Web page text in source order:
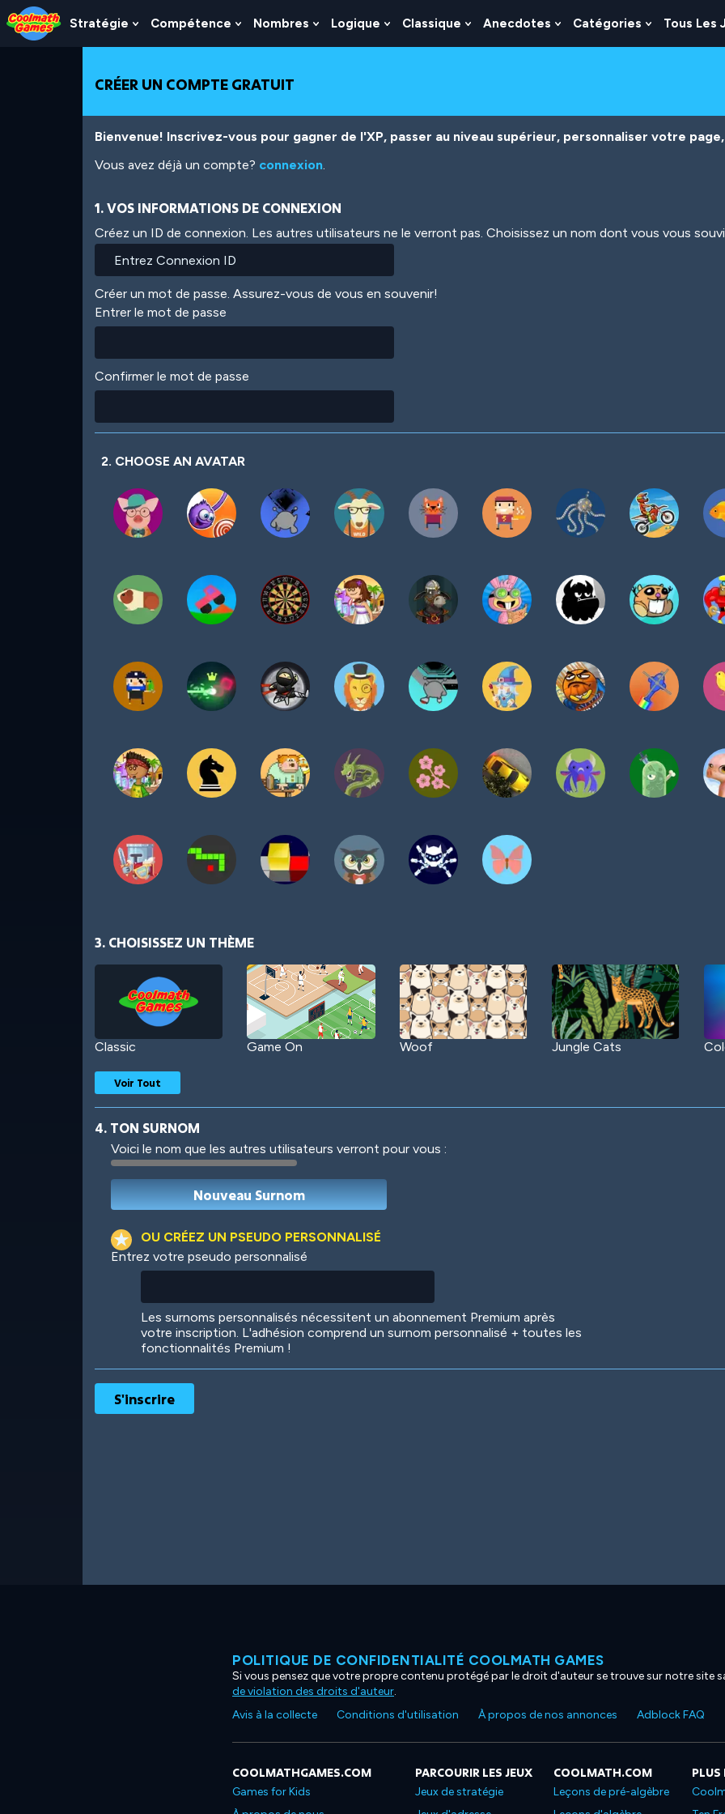
Skip
to
Top
Skip
to
Navigation
Skip
to
Main
Skip
to
Footer
Aller
au
contenu
Stratégie
Show
Submenu
Stratégie
Compétence
Show
Submenu
Compétence
Nombres
Show
Submenu
Logique
Show
Submenu
Classique
Show
Submenu
Anecdotes
Show
Submenu
Catégories
Show
Submenu
Tous Les
CRÉER UN COMPTE GRATUIT
Bienvenue! Inscrivez-vous pour gagner de l'XP, passer au niveau supérieur, personnaliser votre
Vous avez déjà un compte? connexion.
1. VOS INFORMATIONS DE CONNEXION
Créez un ID de connexion. Les autres utilisateurs ne le verront pas. Choisissez un nom dont vous vous
Créer un mot de passe. Assurez-vous de vous en souvenir!
Entrer le mot de passe
Confirmer le mot de passe
2. CHOOSE AN AVATAR
3. CHOISISSEZ UN THÈME
Classic Game On Woof Jungle Cats
Robotic International
Ooh! Aah!
Voir Tout
4. TON SURNOM
Voici le nom que les autres utilisateurs verront pour vous :
OU CRÉEZ UN PSEUDO PERSONNALISÉ
Entrez votre pseudo personnalisé
Les surnoms personnalisés nécessitent un abonnement Premium après
votre inscription. L'adhésion comprend un surnom personnalisé + toutes les
fonctionnalités Premium !
POLITIQUE DE CONFIDENTIALITÉ COOLMATH GAMES
Si vous pensez que votre propre contenu protégé par le droit d'auteur se trouve sur notre site
de violation des droits d'auteur.
Avis à la collecte
Conditions d'utilisation À propos de nos annonces Adblock FAQ
COOLMATHGAMES.COM
Games for Kids
PARCOURIR LES JEUX
Jeux de stratégie
COOLMATH.COM
Leçons de pré-algèbre
PLUS